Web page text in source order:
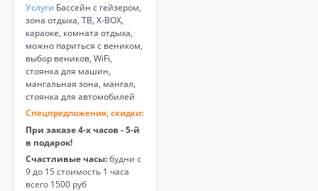
Услуги Бассейн с гейзером,
зона отдыха, ТВ, X-BOX,
караоке, комната отдыха,
можно париться с веником,
выбор веников, WiFi,
стоянка для машин,
мангальная зона, мангал,
стоянка для автомобилей
Спецпредложения, скидки:
При заказе 4-х часов - 5-й
в подарок!
Счастливые часы:будни с
9 до 15 стоимость 1 часа
всего 1500 руб